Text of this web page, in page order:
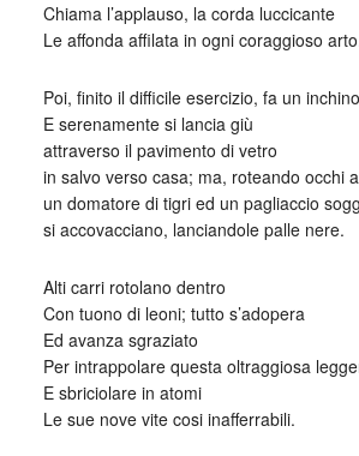
Chiama l’applauso, la corda luccicante
Le affonda affilata in ogni coraggioso
Poi, finito il difficile esercizio, fa un inchino
E serenamente si lancia giù
attraverso il pavimento di vetro
in salvo verso casa; ma, roteando occhi
un domatore di tigri ed un pagliaccio
si accovacciano, lanciandole palle nere.
Alti carri rotolano dentro
Con tuono di leoni; tutto s’adopera
Ed avanza sgraziato
Per intrappolare questa oltraggiosa
E sbriciolare in atomi
Le sue nove vite cosi inafferrabili.